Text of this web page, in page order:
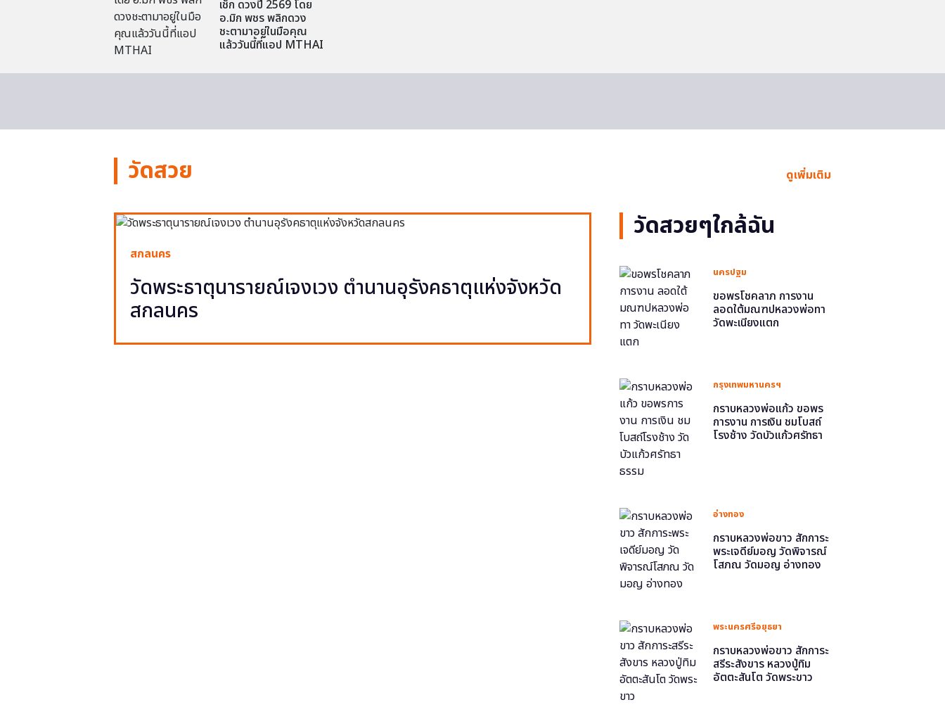
เช็ก ดวงปี 2569 โดย
อ.มิก พชร พลิกดวง
ชะตามาอยู่ในมือคุณ
แล้ววันนี้ที่แอป MTHAI
วัดสวย ดูเพิ่มเติม
สกลนคร
วัดพระธาตุนารายณ์เจงเวง ตำนานอุรังคธาตุแห่งจังหวัด
สกลนคร
วัดสวยๆใกล้ฉัน
นครปฐม
ขอพรโชคลาภ การงาน
ลอดใต้มณฑปหลวงพ่อทา
วัดพะเนียงแตก
กรุงเทพมหานครฯ
กราบหลวงพ่อแก้ว ขอพร
การงาน การเงิน ชมโบสถ์
โรงช้าง วัดบัวแก้วศรัทธา
อ่างทอง
กราบหลวงพ่อขาว สักการะ
พระเจดีย์มอญ วัดพิจารณ์
โสภณ วัดมอญ อ่างทอง
พระนครศรีอยุธยา
กราบหลวงพ่อขาว สักการะ
สรีระสังขาร หลวงปู่ทิม
อัตตะสันโต วัดพระขาว